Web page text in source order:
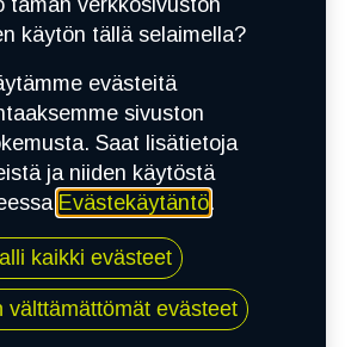
BRIDGESTONE BLIZZAK
käytön tällä selaimella?
evästeitä
sivuston
Saat lisätietoja
ja niiden käytöstä
Evästekäytäntö.
kaikki evästeet
välttämättömät evästeet